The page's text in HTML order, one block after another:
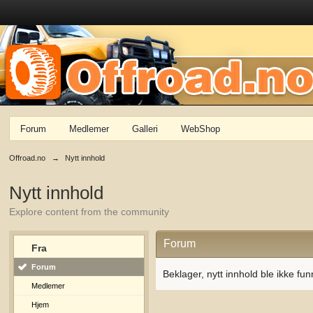
Forum Medlemer Galleri WebShop
Offroad.no → Nytt innhold
Nytt innhold
Explore content from the community
Fra
Forum
Medlemer
Hjem
Forum
Beklager, nytt innhold ble ikke